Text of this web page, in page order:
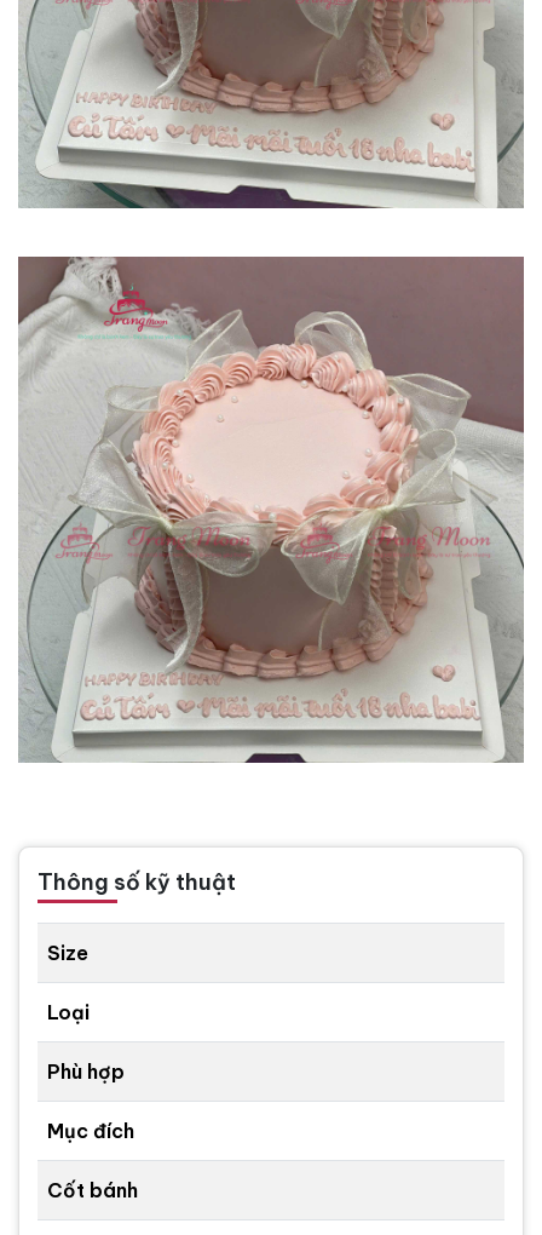
Thông số kỹ thuật
Size
Loại
Phù hợp
Mục đích
Cốt bánh